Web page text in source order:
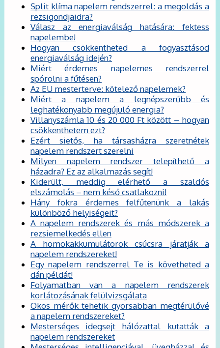
Split klíma napelem rendszerrel: a megoldás a
rezsigondjaidra?
Válasz az energiaválság hatására: fektess
napelembe!
Hogyan csökkentheted a fogyasztásod
energiaválság idején?
Miért érdemes napelemes rendszerrel
spórolni a fűtésen?
Az EU mesterterve: kötelező napelemek?
Miért a napelem a legnépszerűbb és
leghatékonyabb megújuló energia?
Villanyszámla 10 és 20 000 Ft között – hogyan
csökkenthetem ezt?
Ezért sietős, ha társasházra szeretnétek
napelem rendszert szerelni
Milyen napelem rendszer telepíthető a
házadra? Ez az alkalmazás segít!
Kiderült, meddig elérhető a szaldós
elszámolás – nem késő csatlakozni!
Hány fokra érdemes felfűtenünk a lakás
különböző helyiségeit?
A napelem rendszerek és más módszerek a
rezsiemelkedés ellen
A homokakkumulátorok csúcsra járatják a
napelem rendszereket!
Egy napelem rendszerrel Te is követheted a
dán példát!
Folyamatban van a napelem rendszerek
korlátozásának felülvizsgálata
Okos mérők tehetik gyorsabban megtérülővé
a napelem rendszereket?
Mesterséges idegsejt hálózattal kutatták a
napelem rendszereket